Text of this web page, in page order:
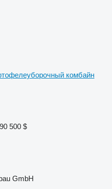
комбайн
500 $
GmbH